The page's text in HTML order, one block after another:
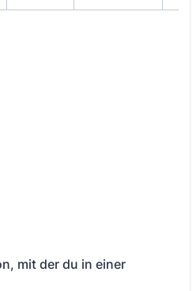
mit der du in einer